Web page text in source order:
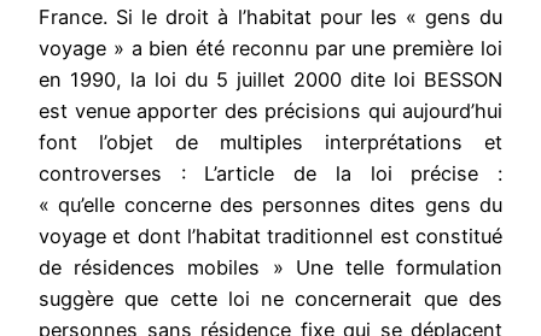
France. Si le droit à l’habitat pour les « gens du
voyage » a bien été reconnu par une première loi
en 1990, la loi du 5 juillet 2000 dite loi BESSON
est venue apporter des précisions qui aujourd’hui
font l’objet de multiples interprétations et
controverses : L’article de la loi précise :
« qu’elle concerne des personnes dites gens du
voyage et dont l’habitat traditionnel est constitué
de résidences mobiles » Une telle formulation
suggère que cette loi ne concernerait que des
personnes sans résidence fixe qui se déplacent